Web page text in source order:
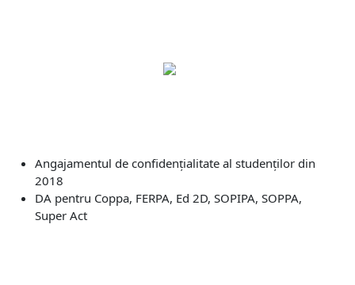
Angajamentul de confidențialitate al studenților din
2018
DA pentru Coppa, FERPA, Ed 2D, SOPIPA, SOPPA,
Super Act